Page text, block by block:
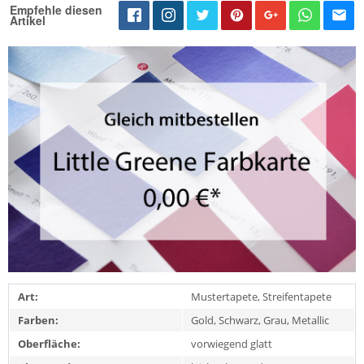
Empfehle diesen
Artikel
Art:
Mustertapete, Streifentapete
Farben:
Gold, Schwarz, Grau, Metallic
Oberfläche:
vorwiegend glatt